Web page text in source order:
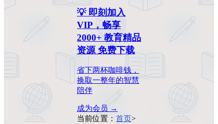
💡 即刻加入
VIP，畅享
2000+ 教育精品
资源 免费下载
省下两杯咖啡钱，
换取一整年的智慧
陪伴
成为会员 →
当前位置： 首页>